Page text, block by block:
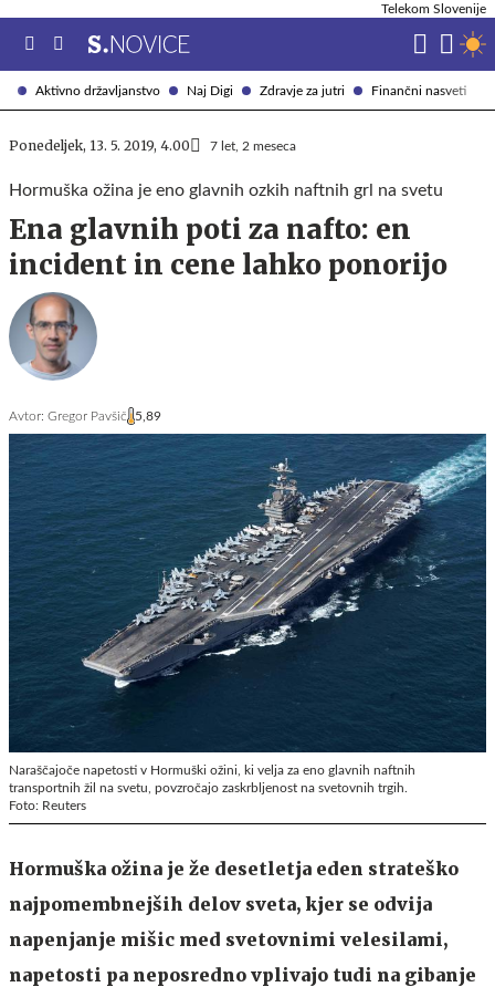
Aktivno državljanstvo Naj Digi Zdravje za jutri Finančni nasveti
Telekom Slovenije
Ponedeljek, 13. 5. 2019, 4.00 7 let, 2 meseca
Hormuška ožina je eno glavnih ozkih naftnih grl na svetu
Ena glavnih poti za nafto: en
incident in cene lahko ponorijo
Avtor: Gregor Pavšič 5,89
Naraščajoče napetosti v Hormuški ožini, ki velja za eno glavnih naftnih
transportnih žil na svetu, povzročajo zaskrbljenost na svetovnih trgih.
Foto: Reuters
Hormuška ožina je že desetletja eden strateško
najpomembnejših delov sveta, kjer se odvija
napenjanje mišic med svetovnimi velesilami,
napetosti pa neposredno vplivajo tudi na gibanje